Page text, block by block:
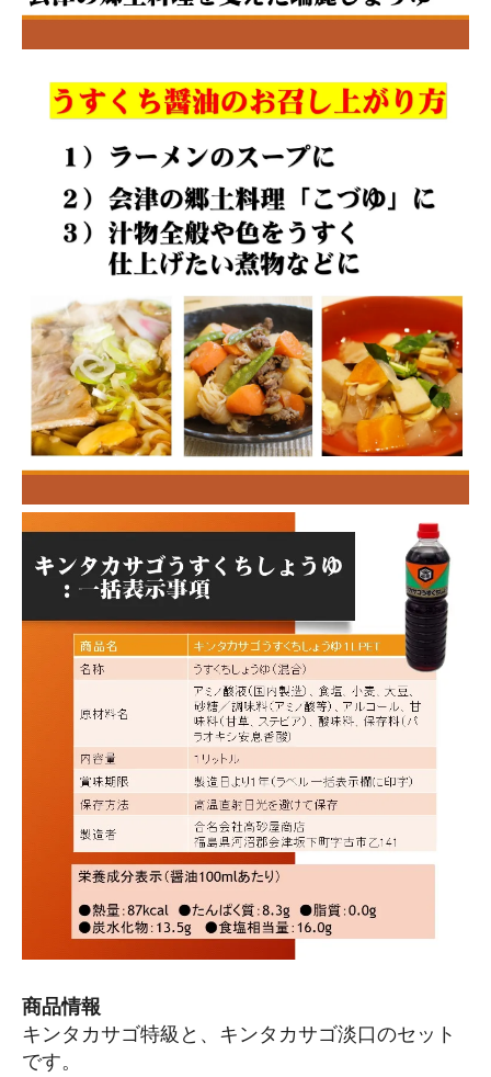
商品情報
キンタカサゴ特級と、キンタカサゴ淡口のセット
です。